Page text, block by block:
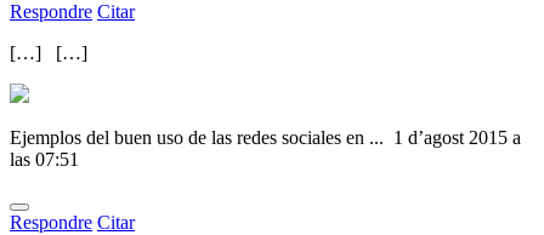
Respondre Citar
[…] […]
Ejemplos del buen uso de las redes sociales en ... 1 d’agost 2015 a
las 07:51
Respondre Citar